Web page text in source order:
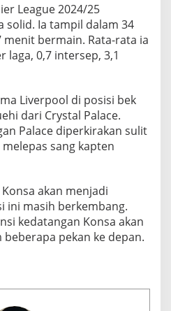
League 2024/25
Ia tampil dalam 34
menit bermain. Rata-rata ia
laga, 0,7 intersep, 3,1
Liverpool di posisi bek
dari Crystal Palace.
Palace diperkirakan sulit
sang kapten
akan menjadi
ini masih berkembang.
kedatangan Konsa akan
pekan ke depan.